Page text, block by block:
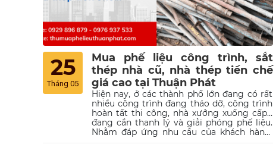
25
Tháng 05
Mua phế liệu công trình, sắt
thép nhà cũ, nhà thép tiền chế
giá cao tại Thuận Phát
Hiện nay, ở các thành phố lớn đang có rất
nhiều công trình đang tháo dỡ, công trình
hoàn tất thi công, nhà xưởng xuống cấp…
đang cần thanh lý và giải phóng phế liệu.
Nhằm đáp ứng nhu cầu của khách hàng,